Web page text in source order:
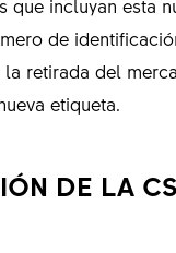
que incluyan esta
de
retirada del
etiqueta.
DE LA